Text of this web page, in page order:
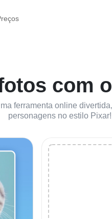
com
ferramenta online
personagens no estilo Pixar!